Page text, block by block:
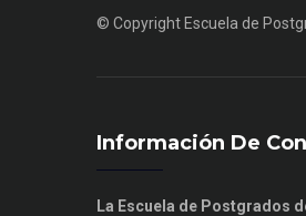
© Copyright Escuela de
Información De
La Escuela de Postgrados